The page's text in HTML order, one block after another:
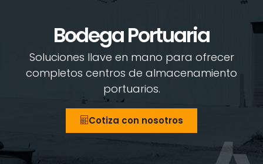
Bodega Portuaria
Soluciones llave en mano para ofrecer
completos centros de almacenamiento
portuarios.
Cotiza con nosotros